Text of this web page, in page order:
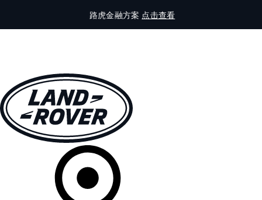
路虎金融方案 点击查看